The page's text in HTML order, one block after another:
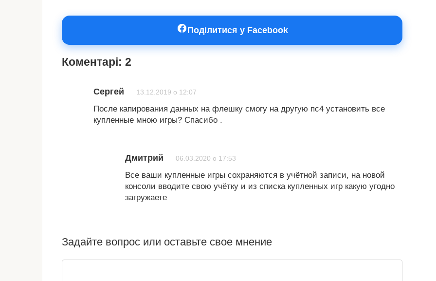
Поділитися у Facebook
Коментарі: 2
Сергей 13.12.2019 о 12:07
После капирования данных на флешку смогу на другую пс4 установить все
купленные мною игры? Спасибо .
Дмитрий 06.03.2020 о 17:53
Все ваши купленные игры сохраняются в учётной записи, на новой
консоли вводите свою учётку и из списка купленных игр какую угодно
загружаете
Задайте вопрос или оставьте свое мнение